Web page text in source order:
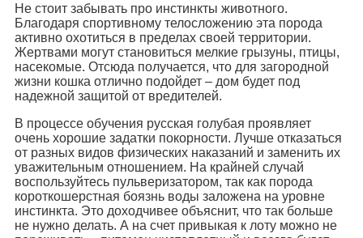
Не стоит забывать про инстинкты животного.
Благодаря спортивному телосложению эта порода
активно охотиться в пределах своей территории.
Жертвами могут становиться мелкие грызуны, птицы,
насекомые. Отсюда получается, что для загородной
жизни кошка отлично подойдет – дом будет под
надежной защитой от вредителей.
В процессе обучения русская голубая проявляет
очень хорошие задатки покорности. Лучше отказаться
от разных видов физических наказаний и заменить их
уважительным отношением. На крайней случай
воспользуйтесь пульверизатором, так как порода
короткошерстная боязнь воды заложена на уровне
инстинкта. Это доходчивее объяснит, что так больше
не нужно делать. А на счет привыкая к лоту можно не